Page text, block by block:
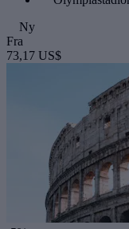
Ny
Fra
73,17 US$